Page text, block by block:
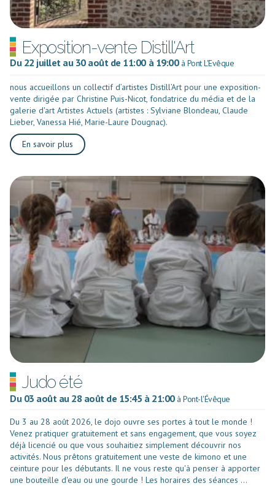
Exposition-vente Distill'Art
Du 22 juillet au 30 août de 11:00 à 19:00 à Pont L'Evêque
nous accueillons un collectif d’artistes Distill’Art pour une exposition-
vente dirigée par Christine Puis-Nicot, fondatrice du média et de la
galerie d'art Artistes Actuels (artistes : Sylviane Blondeau, Claude
Lieber, Vanessa Hié, Marie-Laure Dougnac).
En savoir plus
Judo été
Du 03 août au 28 août de 15:45 à 21:00 à Pont-l'Évêque
Du 3 au 28 août 2026, le dojo ouvre ses portes à tout le monde !
Venez pratiquer gratuitement et sans engagement, que vous soyez
déjà licencié ou que vous souhaitiez simplement découvrir nos
activités. Nous prêtons gratuitement une veste de kimono et une
ceinture pour les débutants. Il ne vous reste qu'à penser à apporter
une bouteille d'eau ou une gourde ! Les horaires des séances ...